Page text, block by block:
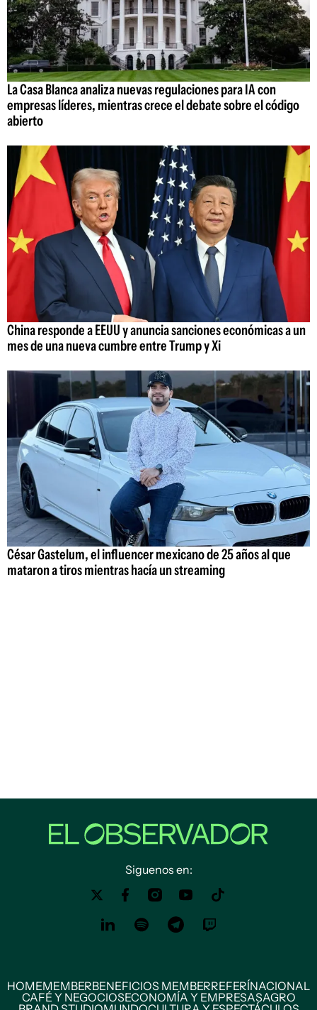
La Casa Blanca analiza nuevas regulaciones para IA con
empresas líderes, mientras crece el debate sobre el código
abierto
China responde a EEUU y anuncia sanciones económicas a un
mes de una nueva cumbre entre Trump y Xi
César Gastelum, el influencer mexicano de 25 años al que
mataron a tiros mientras hacía un streaming
Siguenos en:
HOMEMEMBERBENEFICIOS MEMBERREFERÍNACIONAL
CAFÉ Y NEGOCIOSECONOMÍA Y EMPRESASAGRO